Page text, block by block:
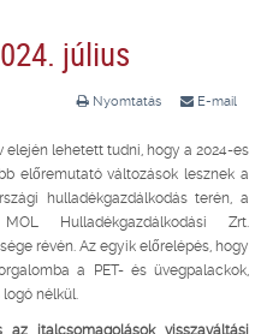
július
Nyomtatás E-mail
elején lehetett tudni, hogy a 2024-es
előremutató változások lesznek a
hulladékgazdálkodás terén, a
Hulladékgazdálkodási Zrt.
révén. Az egyik előrelépés, hogy
a PET- és üvegpalackok,
nélkül.
italcsomagolások visszaváltási